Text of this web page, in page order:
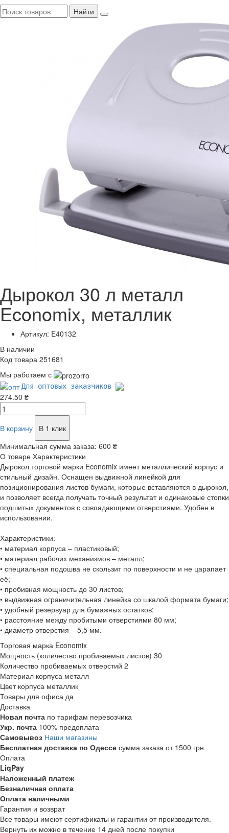
Найти
Дырокол 30 л металл
Economix, металлик
Артикул: E40132
В наличии
Код товара 251681
Мы работаем с
Для оптовых заказчиков
274.50 ₴
В корзину
В 1 клик
Минимальная сумма заказа: 600 ₴
О товаре Характеристики
Дырокол торговой марки Economix имеет металлический корпус и
стильный дизайн. Оснащен выдвижной линейкой для
позиционирования листов бумаги, которые вставляются в дырокол,
и позволяет всегда получать точный результат и одинаковые стопки
подшитых документов с совпадающими отверстиями. Удобен в
использовании.
Характеристики:
• материал корпуса – пластиковый;
• материал рабочих механизмов – металл;
• специальная подошва не скользит по поверхности и не царапает
её;
• пробивная мощность до 30 листов;
• выдвижная ограничительная линейка со шкалой формата бумаги;
• удобный резервуар для бумажных остатков;
• расстояние между пробитыми отверстиями 80 мм;
• диаметр отверстия – 5,5 мм.
Торговая марка Economix
Мощность (количество пробиваемых листов) 30
Количество пробиваемых отверстий 2
Материал корпуса металл
Цвет корпуса металлик
Товары для офиса да
Доставка
Новая почта по тарифам перевозчика
Укр. почта 100% предоплата
Самовывоз Наши магазины
Бесплатная доставка по Одессе сумма заказа от 1500 грн
Оплата
LiqPay
Наложенный платеж
Безналичная оплата
Оплата наличными
Гарантия и возврат
Все товары имеют сертификаты и гарантии от производителя.
Вернуть их можно в течение 14 дней после покупки